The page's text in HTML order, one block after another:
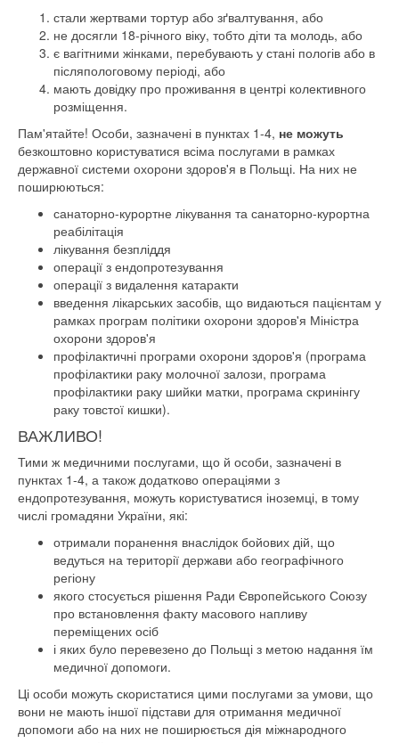
стали жертвами тортур або зґвалтування, або
не досягли 18-річного віку, тобто діти та молодь, або
є вагітними жінками, перебувають у стані пологів або в
післяпологовому періоді, або
мають довідку про проживання в центрі колективного
розміщення.
Пам'ятайте! Особи, зазначені в пунктах 1-4, не можуть
безкоштовно користуватися всіма послугами в рамках
державної системи охорони здоров'я в Польщі. На них не
поширюються:
санаторно-курортне лікування та санаторно-курортна
реабілітація
лікування безпліддя
операції з ендопротезування
операції з видалення катаракти
введення лікарських засобів, що видаються пацієнтам у
рамках програм політики охорони здоров'я Міністра
охорони здоров'я
профілактичні програми охорони здоров'я (програма
профілактики раку молочної залози, програма
профілактики раку шийки матки, програма скринінгу
раку товстої кишки).
ВАЖЛИВО!
Тими ж медичними послугами, що й особи, зазначені в
пунктах 1-4, а також додатково операціями з
ендопротезування, можуть користуватися іноземці, в тому
числі громадяни України, які:
отримали поранення внаслідок бойових дій, що
ведуться на території держави або географічного
регіону
якого стосується рішення Ради Європейського Союзу
про встановлення факту масового напливу
переміщених осіб
і яких було перевезено до Польщі з метою надання їм
медичної допомоги.
Ці особи можуть скористатися цими послугами за умови, що
вони не мають іншої підстави для отримання медичної
допомоги або на них не поширюється дія міжнародного